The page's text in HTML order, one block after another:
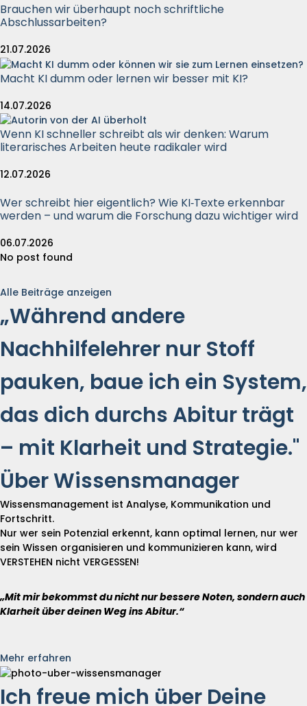
Brauchen wir überhaupt noch schriftliche
Abschlussarbeiten?
21.07.2026
Macht KI dumm oder lernen wir besser mit KI?
14.07.2026
Wenn KI schneller schreibt als wir denken: Warum
literarisches Arbeiten heute radikaler wird
12.07.2026
Wer schreibt hier eigentlich? Wie KI‑Texte erkennbar
werden – und warum die Forschung dazu wichtiger wird
06.07.2026
No post found
Alle Beiträge anzeigen
„Während andere
Nachhilfelehrer nur Stoff
pauken, baue ich ein System,
das dich durchs Abitur trägt
– mit Klarheit und Strategie."
Über Wissensmanager
Wissensmanagement ist Analyse, Kommunikation und
Fortschritt.
Nur wer sein Potenzial erkennt, kann optimal lernen, nur wer
sein Wissen organisieren und kommunizieren kann, wird
VERSTEHEN nicht VERGESSEN!
„Mit mir bekommst du nicht nur bessere Noten, sondern auch
Klarheit über deinen Weg ins Abitur.“
Mehr erfahren
Ich freue mich über Deine